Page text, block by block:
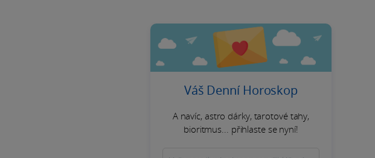
Váš Denní Horoskop
A navíc, astro dárky, tarotové tahy,
bioritmus... přihlaste se nyní!